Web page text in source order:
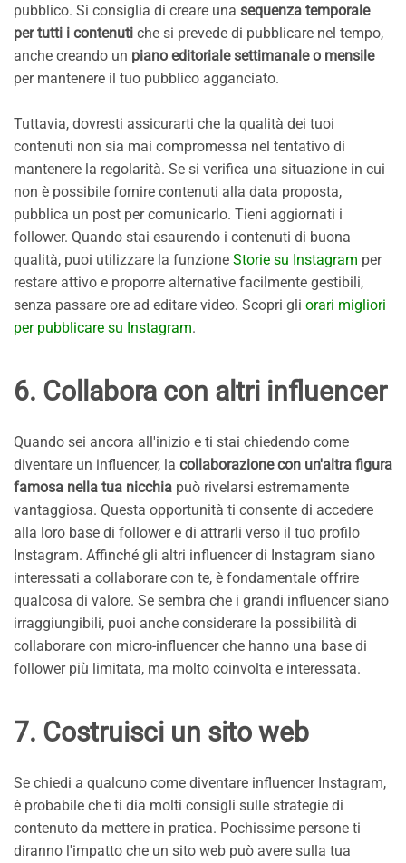
pubblico. Si consiglia di creare una sequenza temporale
per tutti i contenuti che si prevede di pubblicare nel tempo,
anche creando un piano editoriale settimanale o mensile
per mantenere il tuo pubblico agganciato.
Tuttavia, dovresti assicurarti che la qualità dei tuoi
contenuti non sia mai compromessa nel tentativo di
mantenere la regolarità. Se si verifica una situazione in cui
non è possibile fornire contenuti alla data proposta,
pubblica un post per comunicarlo. Tieni aggiornati i
follower. Quando stai esaurendo i contenuti di buona
qualità, puoi utilizzare la funzione Storie su Instagram per
restare attivo e proporre alternative facilmente gestibili,
senza passare ore ad editare video. Scopri gli orari migliori
per pubblicare su Instagram.
6. Collabora con altri influencer
Quando sei ancora all'inizio e ti stai chiedendo come
diventare un influencer, la collaborazione con un'altra figura
famosa nella tua nicchia può rivelarsi estremamente
vantaggiosa. Questa opportunità ti consente di accedere
alla loro base di follower e di attrarli verso il tuo profilo
Instagram. Affinché gli altri influencer di Instagram siano
interessati a collaborare con te, è fondamentale offrire
qualcosa di valore. Se sembra che i grandi influencer siano
irraggiungibili, puoi anche considerare la possibilità di
collaborare con micro-influencer che hanno una base di
follower più limitata, ma molto coinvolta e interessata.
7. Costruisci un sito web
Se chiedi a qualcuno come diventare influencer Instagram,
è probabile che ti dia molti consigli sulle strategie di
contenuto da mettere in pratica. Pochissime persone ti
diranno l'impatto che un sito web può avere sulla tua